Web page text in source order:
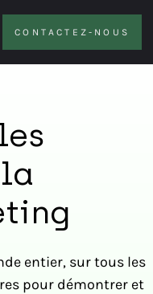
CONTACTEZ-NOUS
entier, sur tous les
pour démontrer et